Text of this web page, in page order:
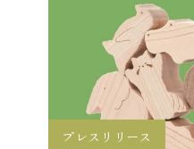
プレスリリース